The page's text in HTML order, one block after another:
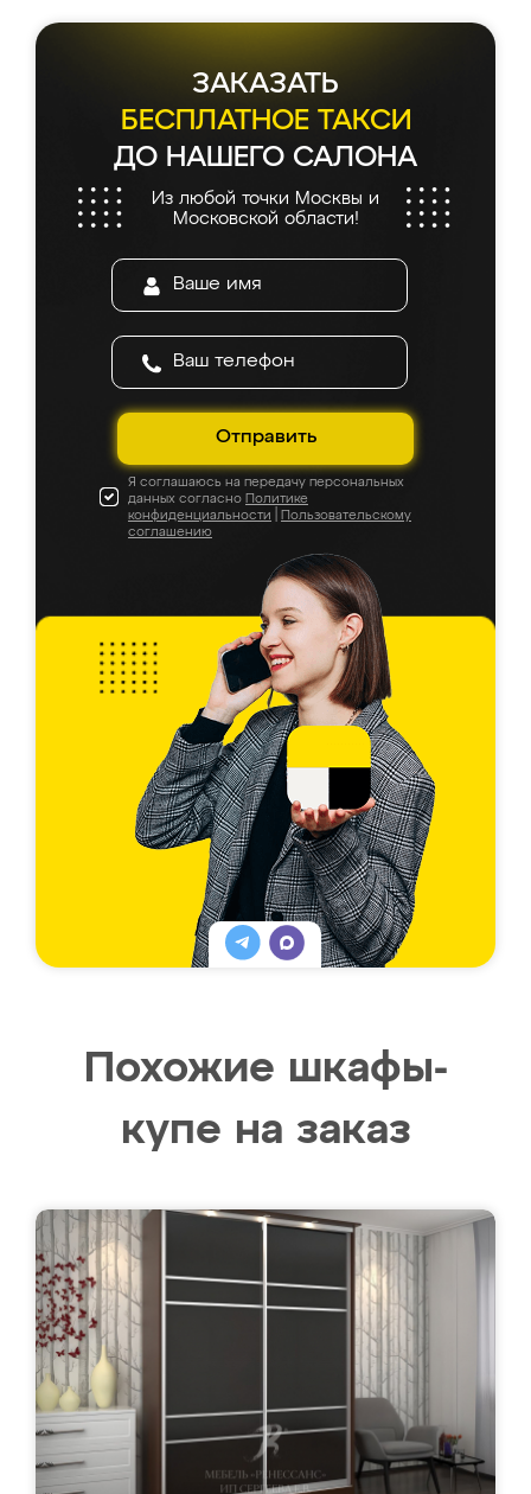
ЗАКАЗАТЬ
БЕСПЛАТНОЕ ТАКСИ
ДО НАШЕГО САЛОНА
Из любой точки Москвы и
Московской области!
Отправить
Я соглашаюсь на передачу персональных
данных согласно Политике
конфиденциальности
Пользовательскому
соглашению
Похожие шкафы-
купе на заказ